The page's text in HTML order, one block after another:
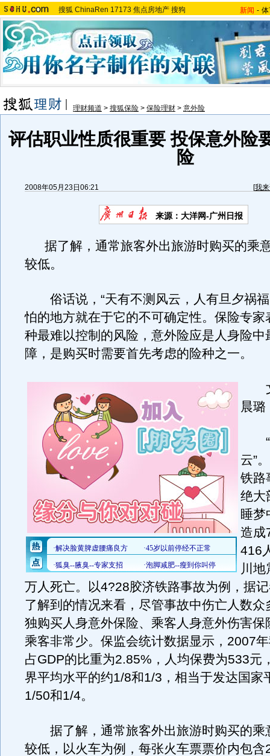
搜狐 ChinaRen 17173 焦点房地产 搜狗 新闻 -
理财频道 > 搜狐保险 > 保险理财 > 意外险
评估职业性质很重要 投保意外险
险
2008年05月23日06:21 [我
来源：大洋网-广州日报
据了解，通常旅客外出旅游时购买的乘
较低。
俗话说，“天有不测风云，人有旦夕祸福
怕的地方就在于它的不可确定性。保险专家
种最难以控制的风险，意外险应是人身险中
障，是购买时需要首先考虑的险种之一。
文
晨璐
“
云”
铁路
绝大
睡梦
造成
416
川
万人死亡。以4?28胶济铁路事故为例，据
了解到的情况来看，尽管事故中伤亡人数众
独购买人身意外保险、乘客人身意外伤害保
乘客非常少。保监会统计数据显示，2007
占GDP的比重为2.85%，人均保费为533元
界平均水平的约1/8和1/3，相当于发达国家
1/50和1/4。
据了解，通常旅客外出旅游时购买的乘
较低，以火车为例，每张火车票票价内包含